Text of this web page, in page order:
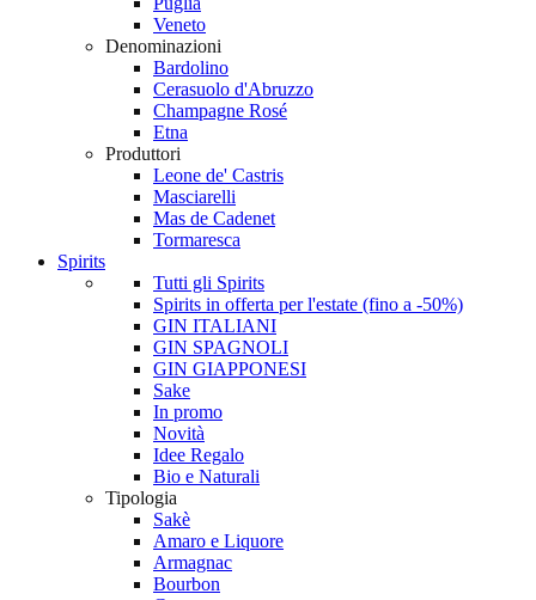
Veneto
Denominazioni
Bardolino
Cerasuolo d'Abruzzo
Champagne Rosé
Etna
Produttori
Leone de' Castris
Masciarelli
Mas de Cadenet
Tormaresca
Spirits
Tutti gli Spirits
Spirits in offerta per l'estate (fino a -50%)
GIN ITALIANI
GIN SPAGNOLI
GIN GIAPPONESI
Sake
In promo
Novità
Idee Regalo
Bio e Naturali
Tipologia
Sakè
Amaro e Liquore
Armagnac
Bourbon